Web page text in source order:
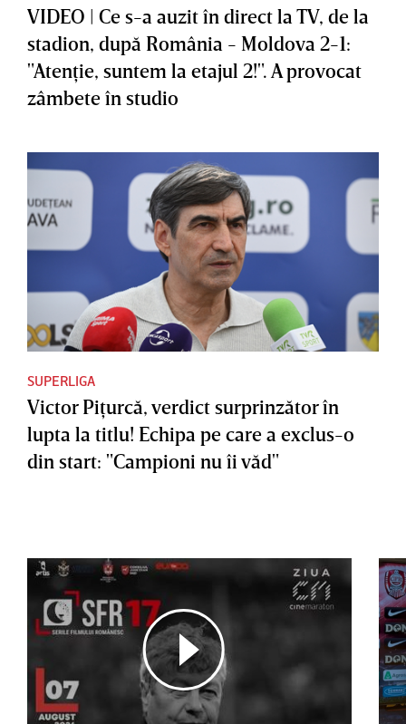
VIDEO | Ce s-a auzit în direct la TV, de la
stadion, după România - Moldova 2-1:
"Atenţie, suntem la etajul 2!". A provocat
zâmbete în studio
SUPERLIGA
Victor Piţurcă, verdict surprinzător în
lupta la titlu! Echipa pe care a exclus-o
din start: "Campioni nu îi văd"